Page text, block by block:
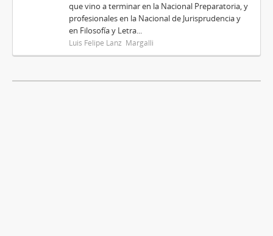
que vino a terminar en la Nacional Preparatoria, y
profesionales en la Nacional de Jurisprudencia y
en Filosofía y Letra...
Luis Felipe Lanz Margalli